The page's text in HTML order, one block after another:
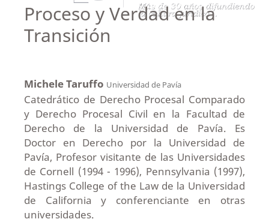
Proceso y Verdad en la
Transición
Michele Taruffo Universidad de Pavía
Catedrático de Derecho Procesal Comparado
y Derecho Procesal Civil en la Facultad de
Derecho de la Universidad de Pavía. Es
Doctor en Derecho por la Universidad de
Pavía, Profesor visitante de las Universidades
de Cornell (1994 - 1996), Pennsylvania (1997),
Hastings College of the Law de la Universidad
de California y conferenciante en otras
universidades.